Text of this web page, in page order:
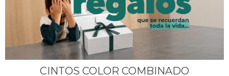
CINTOS COLOR COMBINADO